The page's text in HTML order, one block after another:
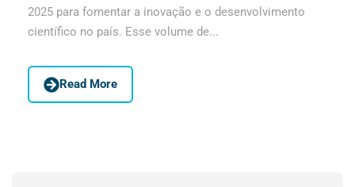
2025 para fomentar a inovação e o desenvolvimento
científico no país. Esse volume de...
Read More